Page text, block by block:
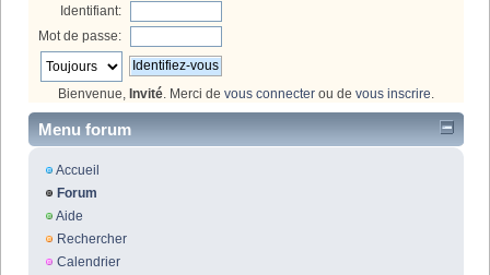
Identifiant:
Mot de passe:
Bienvenue, Invité. Merci de vous connecter ou de vous inscrire.
Menu forum
Accueil
Forum
Aide
Rechercher
Calendrier